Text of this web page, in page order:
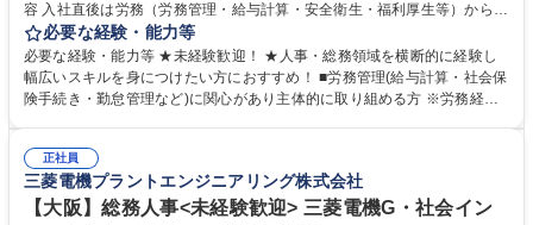
容 入社直後は労務（労務管理・給与計算・安全衛生・福利厚生等）からお
任せいたします。将来は総務・採用・教育業務へ守備範囲を広げ、組織運
営を支えるゼネラリストをめざせます。 ・初期業務：労働時間管理、給与
計算、社会保険対応、福利厚生管理、安全衛生、健康経営推進等をお任せ
します。ご経験に応じて、休職者管理など、幅広く経験を積んでいただき
幅広く経験を積みたい意欲がある方に最適な環境です。 募集職種 【総
務・人事】未経験歓迎/日立グループ/組織運営を支えるゼネラリストを目
指す
必要な経験・能力等
必要な経験・能力等 ★未経験歓迎！ ★人事・総務領域を横断的に経験し
幅広いスキルを身につけたい方におすすめ！ ■労務管理(給与計算・社会保
険手続き・勤怠管理など)に関心があり主体的に取り組める方 ※労務経験
のご経験 ■労務管理（給与計算・社会保険手続き・勤怠管理など）の経験
■衛生管理者の資格をお持ちの方 学歴・資格 学歴：大学院 大学 高専 短大
専修学校 高校 語学力： 資格：
正社員
三菱電機プラントエンジニアリング株式会社
【大阪】総務人事<未経験歓迎> 三菱電機G・社会イン